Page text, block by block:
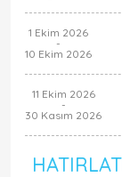
1 Ekim 2026
-
10 Ekim 2026
11 Ekim 2026
-
30 Kasım 2026